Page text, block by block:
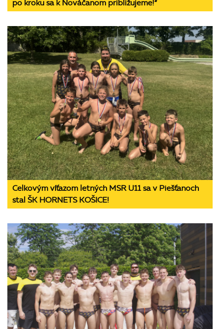
po kroku sa k Nováčanom približujeme!“
Celkovým víťazom letných MSR U11 sa v Piešťanoch
stal ŠK HORNETS KOŠICE!